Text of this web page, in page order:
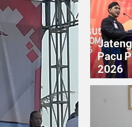
Jateng
Pacu
2026